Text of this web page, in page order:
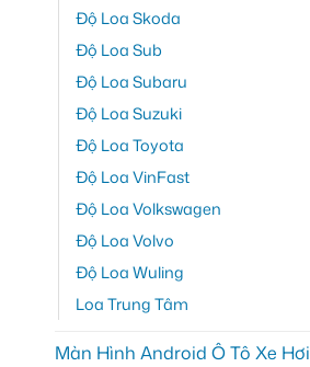
Độ Loa Skoda
Độ Loa Sub
Độ Loa Subaru
Độ Loa Suzuki
Độ Loa Toyota
Độ Loa VinFast
Độ Loa Volkswagen
Độ Loa Volvo
Độ Loa Wuling
Loa Trung Tâm
Màn Hình Android Ô Tô Xe Hơi